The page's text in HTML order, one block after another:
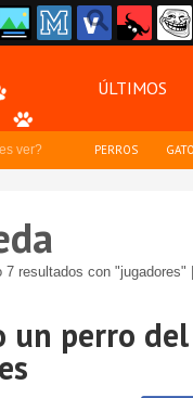
ÚLTIMOS
ver? PERROS
7 resultados con "jugadores" |
un perro